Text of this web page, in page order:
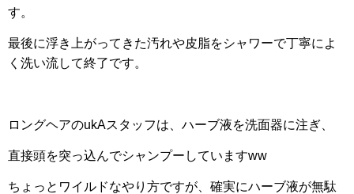
す。
最後に浮き上がってきた汚れや皮脂をシャワーで丁寧によ
く洗い流して終了です。
ロングヘアのukAスタッフは、ハーブ液を洗面器に注ぎ、
直接頭を突っ込んでシャンプーしていますww
ちょっとワイルドなやり方ですが、確実にハーブ液が無駄